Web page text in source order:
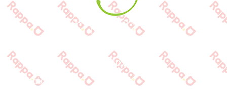
Εισαγωγές Παιχνιδιών
Γουναρίδη
Αρχική
Προϊόντα